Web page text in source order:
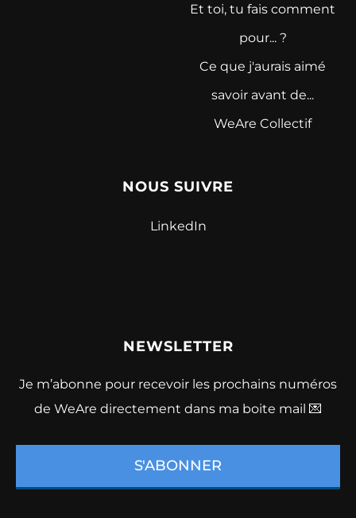
Et toi, tu fais comment
pour... ?
Ce que j'aurais aimé
savoir avant de...
WeAre Collectif
NOUS SUIVRE
LinkedIn
NEWSLETTER
Je m’abonne pour recevoir les prochains numéros
de WeAre directement dans ma boite mail 💌
S'ABONNER